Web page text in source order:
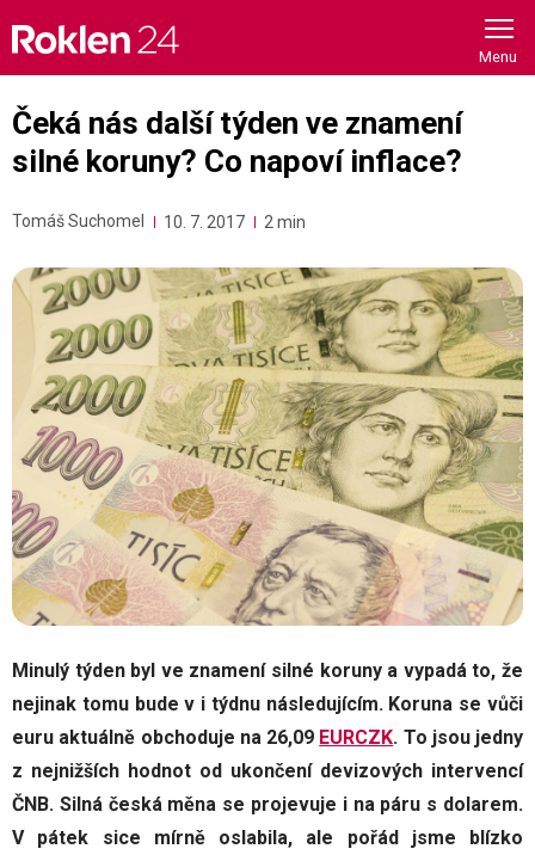
content
Čeká nás další týden ve znamení
silné koruny? Co napoví inflace?
Tomáš Suchomel 10. 7. 2017 2 min
Minulý týden byl ve znamení silné koruny a vypadá to, že
nejinak tomu bude v i týdnu následujícím. Koruna se vůči
euru aktuálně obchoduje na 26,09 EURCZK. To jsou jedny
z nejnižších hodnot od ukončení devizových intervencí
ČNB. Silná česká měna se projevuje i na páru s dolarem.
V pátek sice mírně oslabila, ale pořád jsme blízko